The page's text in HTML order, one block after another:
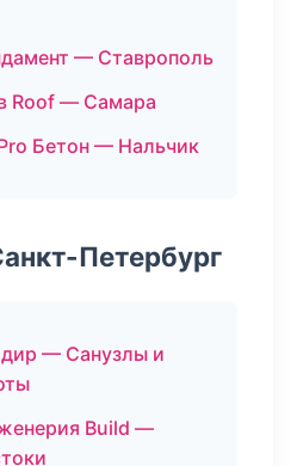
— Ставрополь
Roof — Самара
Бетон — Нальчик
Петербург
— Санузлы и
Build —